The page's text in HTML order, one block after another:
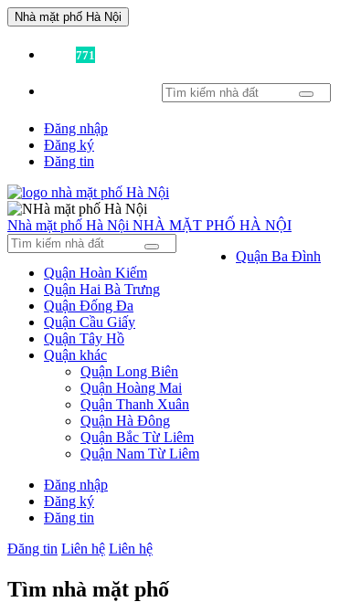
Nhà mặt phố Hà Nội
771
Đăng nhập
Đăng ký
Đăng tin
Nhà mặt phố Hà Nội NHÀ MẶT PHỐ HÀ NỘI
Quận Ba Đình
Quận Hoàn Kiếm
Quận Hai Bà Trưng
Quận Đống Đa
Quận Cầu Giấy
Quận Tây Hồ
Quận khác
Quận Long Biên
Quận Hoàng Mai
Quận Thanh Xuân
Quận Hà Đông
Quận Bắc Từ Liêm
Quận Nam Từ Liêm
Đăng nhập
Đăng ký
Đăng tin
Đăng tin Liên hệ Liên hệ
Tìm nhà mặt phố